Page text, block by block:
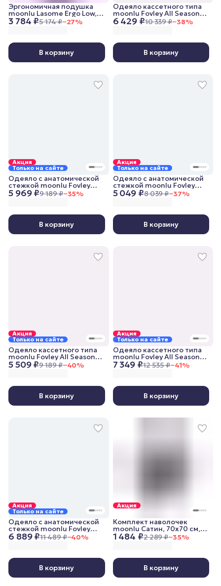
3 784 ₽5 174 ₽−27%
Эргономичная подушка
moonlu Lasome Ergo Low,
50x30x8/11 см
В корзину
6 429 ₽10 339 ₽−38%
Одеяло кассетного типа
moonlu Fovley All Seasons,
172x205 см, всесезонное
В корзину
Акция
Только на сайте
5 969 ₽9 189 ₽−35%
Одеяло с анатомической
стежкой moonlu Fovley
Lightweight, 172x205 см,
облегченное
В корзину
Акция
Только на сайте
5 049 ₽8 039 ₽−37%
Одеяло с анатомической
стежкой moonlu Fovley
Lightweight, 140x205 см,
облегченное
В корзину
Акция
Только на сайте
5 509 ₽9 189 ₽−40%
Одеяло кассетного типа
moonlu Fovley All Seasons,
140x205 см, всесезонное
В корзину
Акция
Только на сайте
7 349 ₽12 535 ₽−41%
Одеяло кассетного типа
moonlu Fovley All Seasons,
200x220 см, всесезонное
В корзину
Акция
Только на сайте
6 889 ₽11 489 ₽−40%
Одеяло с анатомической
стежкой moonlu Fovley
Lightweight, 200x220 см,
облегченное
В корзину
Акция
1 484 ₽2 289 ₽−35%
Комплект наволочек
moonlu Сатин, 70x70 см,
графитовый
В корзину